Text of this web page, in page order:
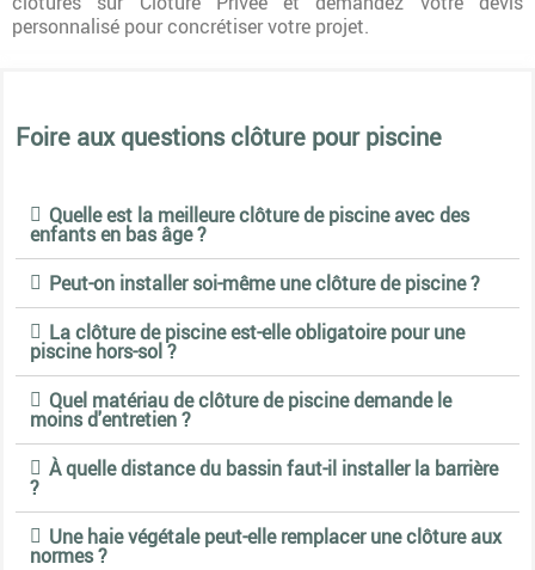
personnalisé pour concrétiser votre projet.
Foire aux questions clôture pour piscine
Quelle est la meilleure clôture de piscine avec des
enfants en bas âge ?
Peut-on installer soi-même une clôture de piscine ?
La clôture de piscine est-elle obligatoire pour une
piscine hors-sol ?
Quel matériau de clôture de piscine demande le
moins d'entretien ?
À quelle distance du bassin faut-il installer la barrière
?
Une haie végétale peut-elle remplacer une clôture aux
normes ?